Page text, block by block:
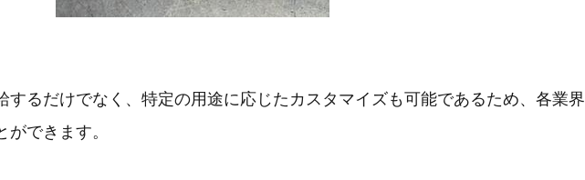
するだけでなく、特定の用途に応じたカスタマイズも可能であるため、各業界
できます。